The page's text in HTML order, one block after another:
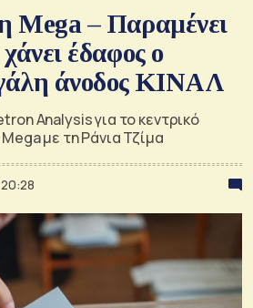
Mega – Παραμένει
έδαφος ο
άνοδος ΚΙΝΑΛ
Analysis για το κεντρικό
με τη Ράνια Τζίμα